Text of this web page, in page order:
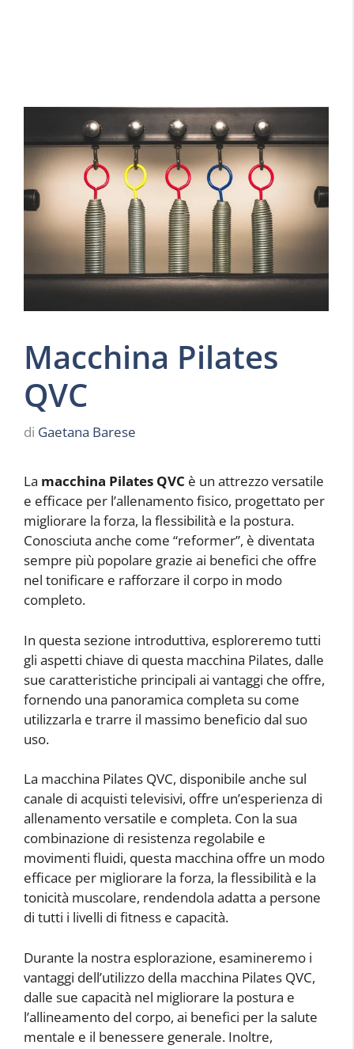
Macchina Pilates
QVC
di Gaetana Barese
La macchina Pilates QVC è un attrezzo versatile
e efficace per l’allenamento fisico, progettato per
migliorare la forza, la flessibilità e la postura.
Conosciuta anche come “reformer”, è diventata
sempre più popolare grazie ai benefici che offre
nel tonificare e rafforzare il corpo in modo
completo.
In questa sezione introduttiva, esploreremo tutti
gli aspetti chiave di questa macchina Pilates, dalle
sue caratteristiche principali ai vantaggi che offre,
fornendo una panoramica completa su come
utilizzarla e trarre il massimo beneficio dal suo
uso.
La macchina Pilates QVC, disponibile anche sul
canale di acquisti televisivi, offre un’esperienza di
allenamento versatile e completa. Con la sua
combinazione di resistenza regolabile e
movimenti fluidi, questa macchina offre un modo
efficace per migliorare la forza, la flessibilità e la
tonicità muscolare, rendendola adatta a persone
di tutti i livelli di fitness e capacità.
Durante la nostra esplorazione, esamineremo i
vantaggi dell’utilizzo della macchina Pilates QVC,
dalle sue capacità nel migliorare la postura e
l’allineamento del corpo, ai benefici per la salute
mentale e il benessere generale. Inoltre,